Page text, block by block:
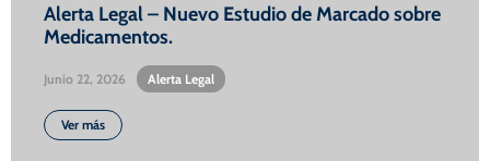
Alerta Legal – Nuevo Estudio de Marcado sobre
Medicamentos.
Junio 22, 2026 Alerta Legal
Ver más